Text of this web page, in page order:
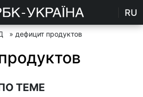
RU
» дефицит продуктов
ТЕМЕ